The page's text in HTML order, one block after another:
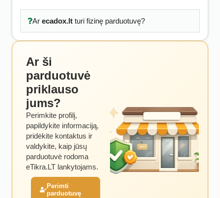
Ar ecadox.ltturi fizinę parduotuvę?
Ar ši
parduotuvė
priklauso
jums?
Perimkite profilį,
papildykite informaciją,
pridėkite kontaktus ir
valdykite, kaip jūsų
parduotuvė rodoma
eTikra.LT lankytojams.
Perimti
parduotuvę